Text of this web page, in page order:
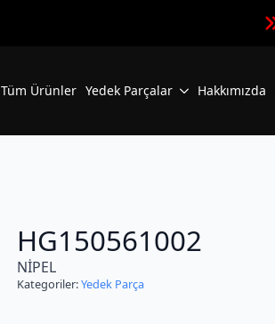
Tüm Ürünler Yedek Parçalar Hakkımızda
HG150561002
NİPEL
Kategoriler:Yedek Parça